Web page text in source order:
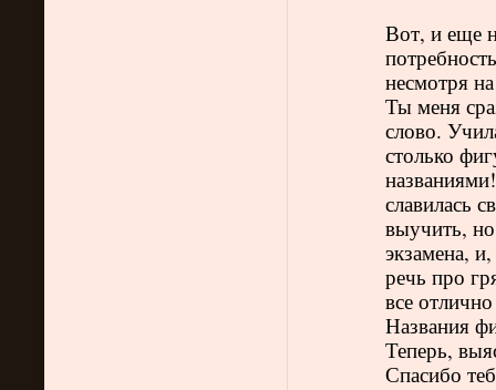
Вот, и еще
несмотря
Ты меня
слово.
столько
славилась
выучить,
экзамена,
речь про
все
Названия
Теперь,
Спасибо